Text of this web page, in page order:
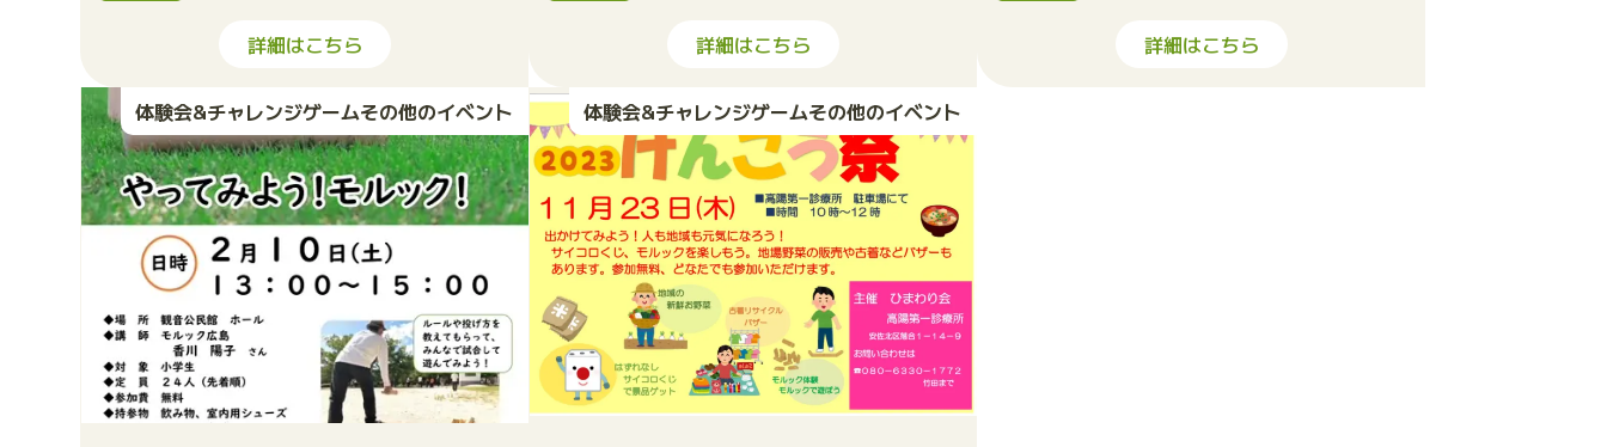
詳細はこちら 詳細はこちら 詳細はこちら
体験会&チャレンジゲームその他のイベント 体験会&チャレンジゲームその他のイベント